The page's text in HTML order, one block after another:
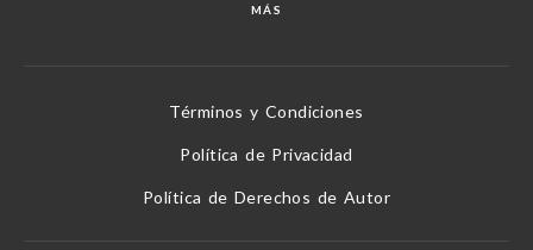
MÁS
Términos y Condiciones
Política de Privacidad
Política de Derechos de Autor